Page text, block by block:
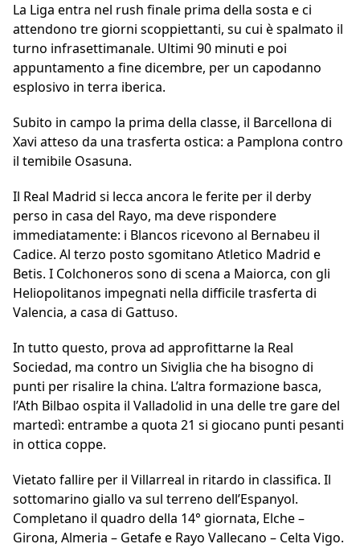
La Liga entra nel rush finale prima della sosta e ci
attendono tre giorni scoppiettanti, su cui è spalmato il
turno infrasettimanale. Ultimi 90 minuti e poi
appuntamento a fine dicembre, per un capodanno
esplosivo in terra iberica.
Subito in campo la prima della classe, il Barcellona di
Xavi atteso da una trasferta ostica: a Pamplona contro
il temibile Osasuna.
Il Real Madrid si lecca ancora le ferite per il derby
perso in casa del Rayo, ma deve rispondere
immediatamente: i Blancos ricevono al Bernabeu il
Cadice. Al terzo posto sgomitano Atletico Madrid e
Betis. I Colchoneros sono di scena a Maiorca, con gli
Heliopolitanos impegnati nella difficile trasferta di
Valencia, a casa di Gattuso.
In tutto questo, prova ad approfittarne la Real
Sociedad, ma contro un Siviglia che ha bisogno di
punti per risalire la china. L’altra formazione basca,
l’Ath Bilbao ospita il Valladolid in una delle tre gare del
martedì: entrambe a quota 21 si giocano punti pesanti
in ottica coppe.
Vietato fallire per il Villarreal in ritardo in classifica. Il
sottomarino giallo va sul terreno dell’Espanyol.
Completano il quadro della 14° giornata, Elche –
Girona, Almeria – Getafe e Rayo Vallecano – Celta Vigo.